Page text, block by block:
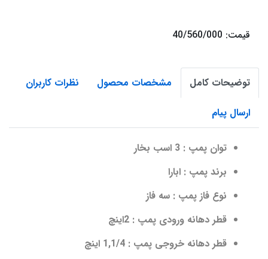
قیمت: 40/560/000
توضیحات کامل مشخصات محصول
نظرات کاربران
ارسال پیام
توان پمپ : 3 اسب بخار
برند پمپ : ابارا
نوع فاز پمپ : سه فاز
قطر دهانه ورودی پمپ : 2اینچ
قطر دهانه خروجی پمپ : 1,1/4 اینچ